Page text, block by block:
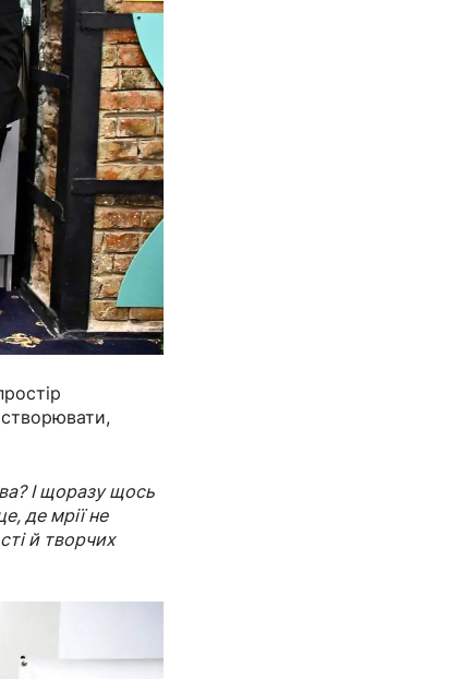
І щоразу щось
де мрії не
й творчих